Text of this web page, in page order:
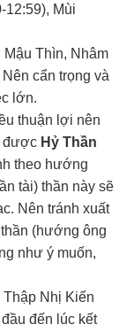
12:59), Mùi
Mậu Thìn, Nhâm
cẩn trọng và
lớn.
thuận lợi nên
được Hỷ Thần
theo hướng
tài) thần này sẽ
Nên tránh xuất
(hướng ông
như ý muốn,
Thập Nhị Kiến
đến lúc kết